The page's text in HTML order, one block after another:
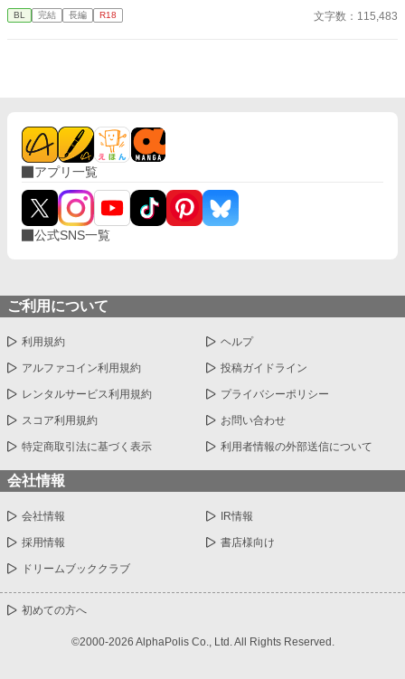
スに馴染めず誰とも話さないので王子しか知らないし、これから
か！） 妹の笑顔を見るためにやりこんでいたBLゲーム。引くほど
レベルを上げた主人公のスキルが、なぜかディディアに転生して
※女性向けHOTランキング1位、ありがとうございました。完結
までの12日間に渡り、ほとんど2〜5位と食い込めた作品となりま
した！あああありがとうございます……！｡ﾟ(ﾟ´Д`ﾟ)ﾟ｡ たくさんの
閲覧、イイね、エール、感想は、作者の血肉になります……！(o
´ω`o)ありがとうございます！(●′ω`人′ω`●)
BL 完結 長編 R18 文字数：115,483
アプリ一覧
公式SNS一覧
ご利用について
利用規約 ヘルプ
アルファコイン利用規約 投稿ガイドライン
レンタルサービス利用規約 プライバシーポリシー
スコア利用規約 お問い合わせ
特定商取引法に基づく表示 利用者情報の外部送信について
会社情報
会社情報 IR情報
採用情報 書店様向け
ドリームブッククラブ
初めての方へ
©2000-2026 AlphaPolis Co., Ltd. All Rights Reserved.